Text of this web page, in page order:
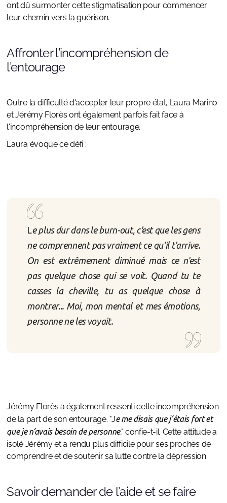
ont dû surmonter cette stigmatisation pour commencer
leur chemin vers la guérison.
Affronter l’incompréhension de
l’entourage
Outre la difficulté d'accepter leur propre état, Laura Marino
et Jérémy Florès ont également parfois fait face à
l'incompréhension de leur entourage.
Laura évoque ce défi :
Le plus dur dans le burn-out, c'est que les gens
ne comprennent pas vraiment ce qu’il t’arrive.
On est extrêmement diminué mais ce n'est
pas quelque chose qui se voit. Quand tu te
casses la cheville, tu as quelque chose à
montrer... Moi, mon mental et mes émotions,
personne ne les voyait.
Jérémy Florès a également ressenti cette incompréhension
de la part de son entourage. "Je me disais que j’étais fort et
que je n’avais besoin de personne," confie-t-il. Cette attitude a
isolé Jérémy et a rendu plus difficile pour ses proches de
comprendre et de soutenir sa lutte contre la dépression.
Savoir demander de l’aide et se faire